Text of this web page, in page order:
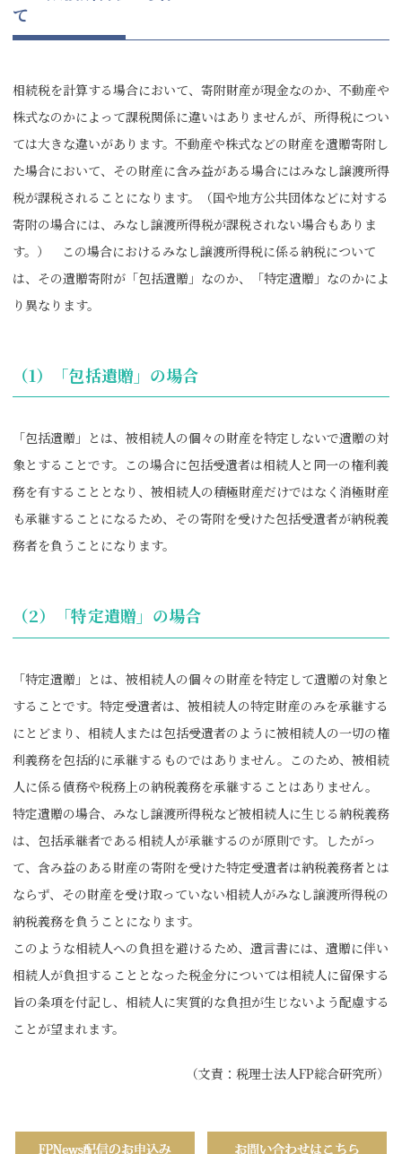
て
相続税を計算する場合において、寄附財産が現金なのか、不動産や
株式なのかによって課税関係に違いはありませんが、所得税につい
ては大きな違いがあります。不動産や株式などの財産を遺贈寄附し
た場合において、その財産に含み益がある場合にはみなし譲渡所得
税が課税されることになります。（国や地方公共団体などに対する
寄附の場合には、みなし譲渡所得税が課税されない場合もありま
す。） この場合におけるみなし譲渡所得税に係る納税について
は、その遺贈寄附が「包括遺贈」なのか、「特定遺贈」なのかによ
り異なります。
（1）「包括遺贈」の場合
「包括遺贈」とは、被相続人の個々の財産を特定しないで遺贈の対
象とすることです。この場合に包括受遺者は相続人と同一の権利義
務を有することとなり、被相続人の積極財産だけではなく消極財産
も承継することになるため、その寄附を受けた包括受遺者が納税義
務者を負うことになります。
（2）「特定遺贈」の場合
「特定遺贈」とは、被相続人の個々の財産を特定して遺贈の対象と
することです。特定受遺者は、被相続人の特定財産のみを承継する
にとどまり、相続人または包括受遺者のように被相続人の一切の権
利義務を包括的に承継するものではありません。このため、被相続
人に係る債務や税務上の納税義務を承継することはありません。
特定遺贈の場合、みなし譲渡所得税など被相続人に生じる納税義務
は、包括承継者である相続人が承継するのが原則です。したがっ
て、含み益のある財産の寄附を受けた特定受遺者は納税義務者とは
ならず、その財産を受け取っていない相続人がみなし譲渡所得税の
納税義務を負うことになります。
このような相続人への負担を避けるため、遺言書には、遺贈に伴い
相続人が負担することとなった税金分については相続人に留保する
旨の条項を付記し、相続人に実質的な負担が生じないよう配慮する
ことが望まれます。
（文責：税理士法人FP総合研究所）